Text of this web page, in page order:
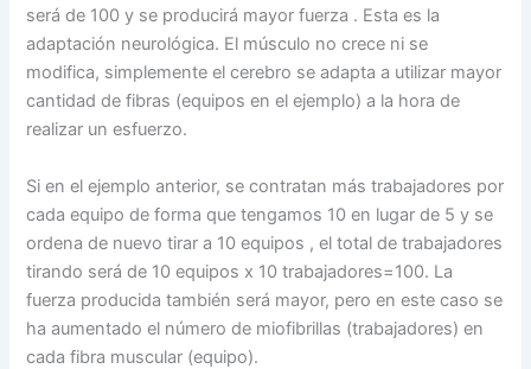
será de 100 y se producirá mayor fuerza . Esta es la
adaptación neurológica. El músculo no crece ni se
modifica, simplemente el cerebro se adapta a utilizar mayor
cantidad de fibras (equipos en el ejemplo) a la hora de
realizar un esfuerzo.
Si en el ejemplo anterior, se contratan más trabajadores por
cada equipo de forma que tengamos 10 en lugar de 5 y se
ordena de nuevo tirar a 10 equipos , el total de trabajadores
tirando será de 10 equipos x 10 trabajadores=100. La
fuerza producida también será mayor, pero en este caso se
ha aumentado el número de miofibrillas (trabajadores) en
cada fibra muscular (equipo).